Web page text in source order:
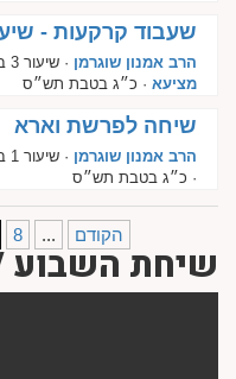
שעבוד קרקעות -
הרב אמנון שוגרמן · שיעור 3 בסדרה
מציעא · כ״ג בטבת תש״ס
שיחה לפרשת וארא
הרב אמנון שוגרמן · שיעור 1 בסדרה
· כ״ג בטבת תש״ס
הקודם ...
8
שיחת השבוע